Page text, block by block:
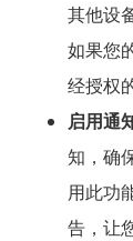
其他设
如果您
经授权
启用通
知，确
用此功
告，让